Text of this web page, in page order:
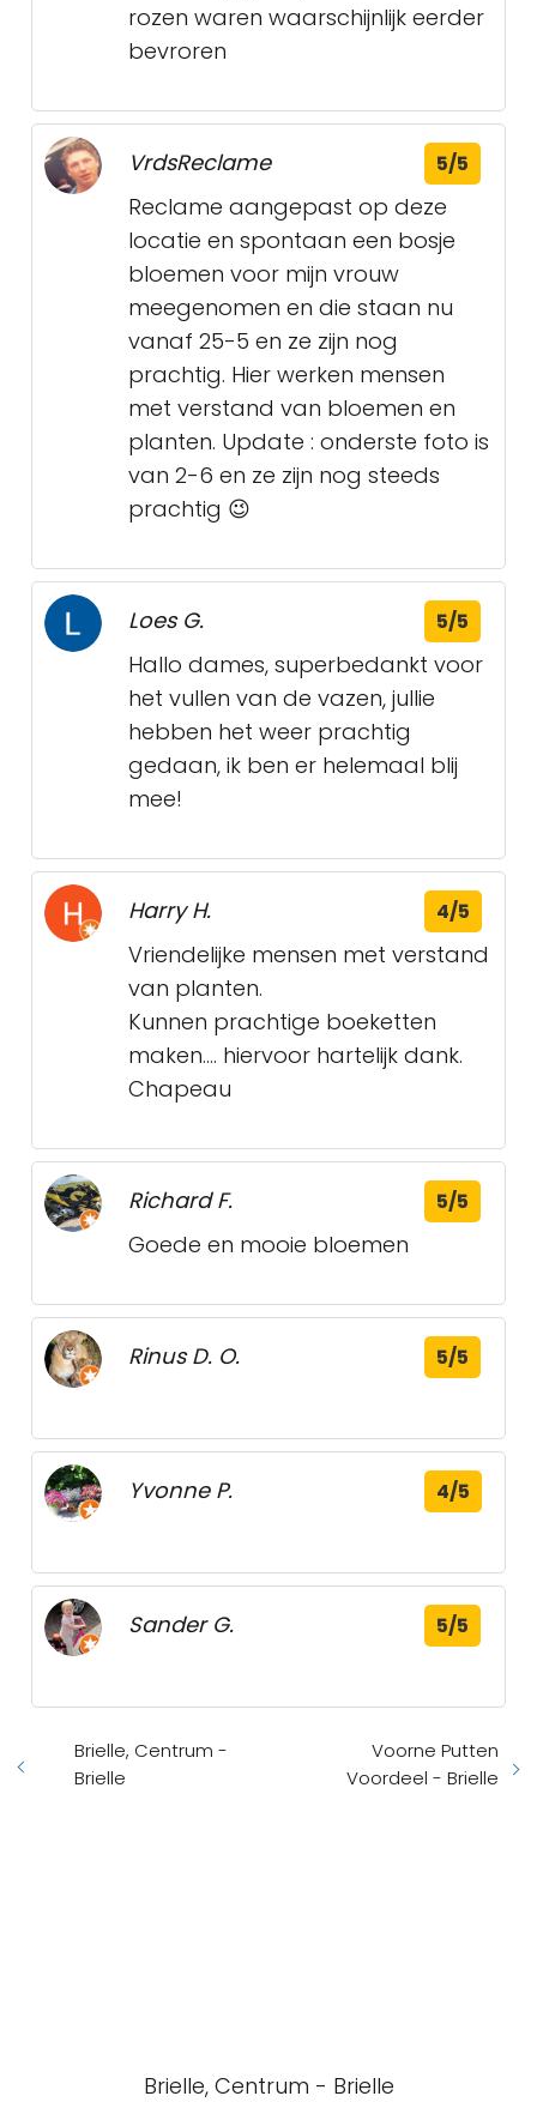
rozen waren waarschijnlijk eerder
bevroren
VrdsReclame 5/5
Reclame aangepast op deze
locatie en spontaan een bosje
bloemen voor mijn vrouw
meegenomen en die staan nu
vanaf 25-5 en ze zijn nog
prachtig. Hier werken mensen
met verstand van bloemen en
planten. Update : onderste foto is
van 2-6 en ze zijn nog steeds
prachtig 😉
Loes G. 5/5
Hallo dames, superbedankt voor
het vullen van de vazen, jullie
hebben het weer prachtig
gedaan, ik ben er helemaal blij
mee!
Harry H. 4/5
Vriendelijke mensen met verstand
van planten.
Kunnen prachtige boeketten
maken.... hiervoor hartelijk dank.
Chapeau
Richard F. 5/5
Goede en mooie bloemen
Rinus D. O. 5/5
Yvonne P. 4/5
Sander G. 5/5
Brielle, Centrum -
Brielle
Voorne Putten
Voordeel - Brielle
Brielle, Centrum - Brielle